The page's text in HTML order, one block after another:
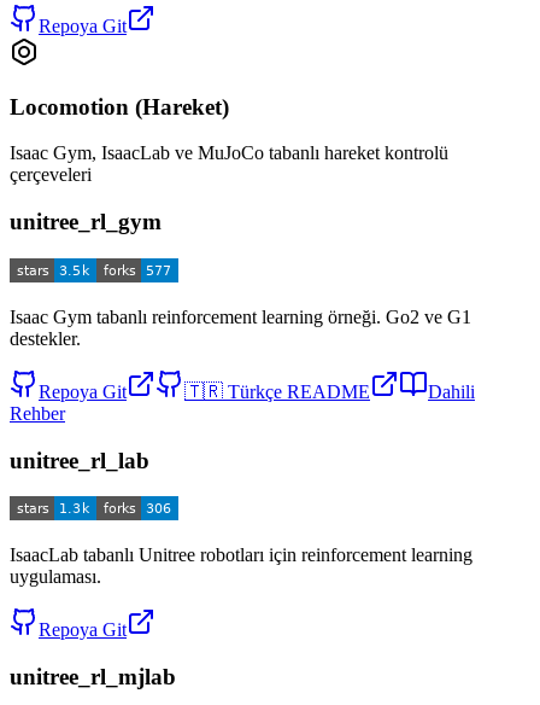
Repoya Git
Locomotion (Hareket)
Isaac Gym, IsaacLab ve MuJoCo tabanlı hareket kontrolü
çerçeveleri
unitree_rl_gym
Isaac Gym tabanlı reinforcement learning örneği. Go2 ve G1
destekler.
Repoya Git 🇹🇷 Türkçe README
Dahili
Rehber
unitree_rl_lab
IsaacLab tabanlı Unitree robotları için reinforcement learning
uygulaması.
Repoya Git
unitree_rl_mjlab